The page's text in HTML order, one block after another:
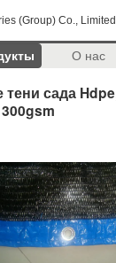
(Group) Co., Limited
О нас
сада